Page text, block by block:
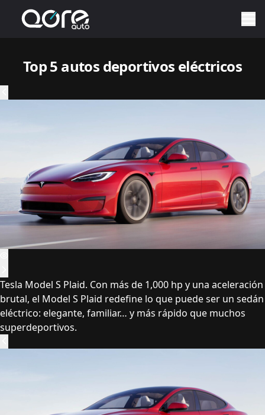
Top 5 autos deportivos eléctricos
Tesla Model S Plaid. Con más de 1,000 hp y una aceleración
brutal, el Model S Plaid redefine lo que puede ser un sedán
eléctrico: elegante, familiar… y más rápido que muchos
superdeportivos.